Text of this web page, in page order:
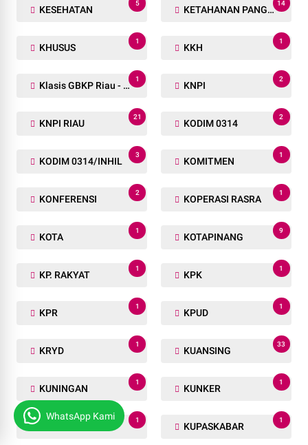
KESEHATAN
5
KETAHANAN PANGAN
14
KHUSUS
1
KKH
1
Klasis GBKP Riau - Sumbar.
1
KNPI
2
KNPI RIAU
21
KODIM 0314
2
KODIM 0314/INHIL
3
KOMITMEN
1
KONFERENSI
2
KOPERASI RASRA
1
KOTA
1
KOTAPINANG
9
KP. RAKYAT
1
KPK
1
KPR
1
KPUD
1
KRYD
1
KUANSING
33
KUNINGAN
1
KUNKER
1
KUPANG
1
KUPASKABAR
1
WhatsApp Kami